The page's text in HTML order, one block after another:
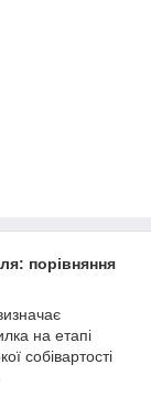
порівняння
на етапі
собівартості